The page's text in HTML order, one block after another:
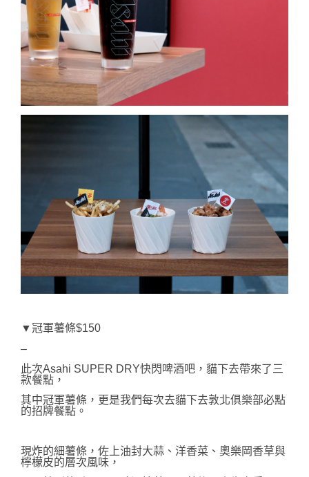
▼冠軍薯條$150
–
此次Asahi SUPER DRY快閃啤酒吧，貓下去帶來了三
款餐點，
其中冠軍薯條，更是我們每次去貓下去敦北俱樂部必點
的招牌餐點。
現炸的細薯條，佐上油封大蒜、洋香菜、奧樂岡香草與
檸檬皮的層次風味，